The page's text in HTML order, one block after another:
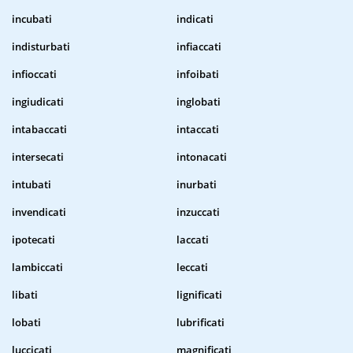
incubati
indicati
indisturbati
infiaccati
infioccati
infoibati
ingiudicati
inglobati
intabaccati
intaccati
intersecati
intonacati
intubati
inurbati
invendicati
inzuccati
ipotecati
laccati
lambiccati
leccati
libati
lignificati
lobati
lubrificati
luccicati
magnificati